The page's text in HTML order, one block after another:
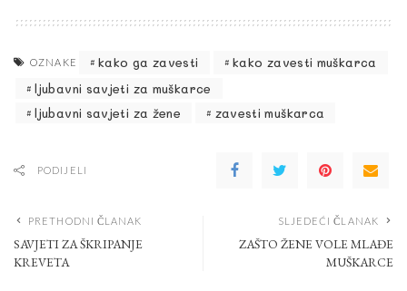
OZNAKE kako ga zavesti
kako zavesti muškarca
ljubavni savjeti za muškarce
ljubavni savjeti za žene
zavesti muškarca
PODIJELI
PRETHODNI ČLANAK
SAVJETI ZA ŠKRIPANJE
KREVETA
SLJEDEĆI ČLANAK
ZAŠTO ŽENE VOLE MLAĐE
MUŠKARCE